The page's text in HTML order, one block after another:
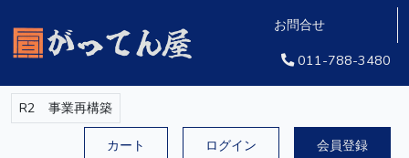
お問合せ
011-788-3480
R2 事業再構築
カート ログイン 会員登録